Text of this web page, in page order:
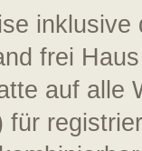
frei
auf alle
für